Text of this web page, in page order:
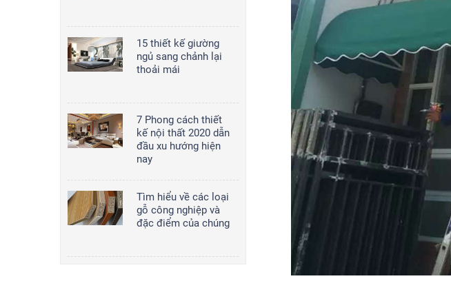
15 thiết kế giường
ngủ sang chảnh lại
thoải mái
7 Phong cách thiết
kế nội thất 2020 dẫn
đầu xu hướng hiện
nay
Tìm hiểu về các loại
gỗ công nghiệp và
đặc điểm của chúng